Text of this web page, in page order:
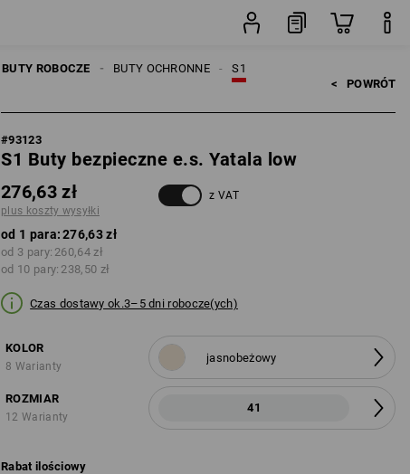
BUTY ROBOCZE S1
BUTY OCHRONNE
< POWRÓT
#93123
S1 Buty bezpieczne e.s. Yatala low
276,63 zł
plus koszty wysyłki
z VAT
od 1 para:276,63 zł
od 3 pary: 260,64 zł
od 10 pary: 238,50 zł
Czas dostawy ok.3–5 dni robocze(ych)
KOLOR
8 Warianty
jasnobeżowy
ROZMIAR
12 Warianty
41
Rabat ilościowy